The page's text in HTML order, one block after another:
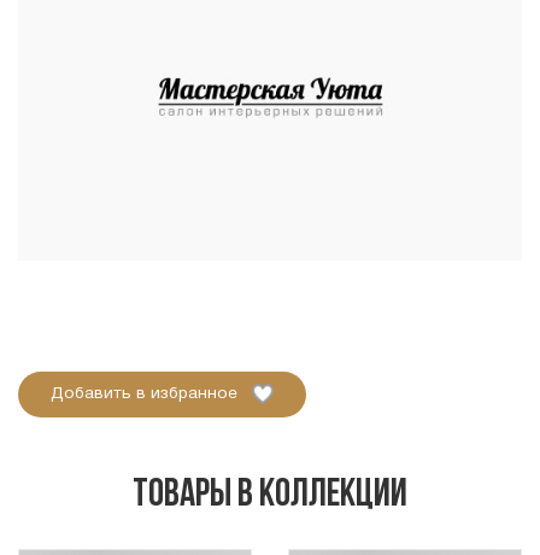
Добавить в избранное
Товары в коллекции